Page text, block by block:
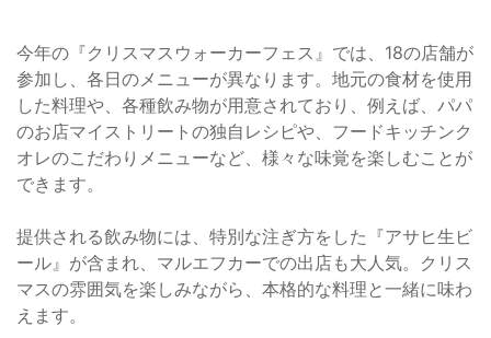
今年の『クリスマスウォーカーフェス』では、18の店舗が
参加し、各日のメニューが異なります。地元の食材を使用
した料理や、各種飲み物が用意されており、例えば、パパ
のお店マイストリートの独自レシピや、フードキッチンク
オレのこだわりメニューなど、様々な味覚を楽しむことが
できます。
提供される飲み物には、特別な注ぎ方をした『アサヒ生ビ
ール』が含まれ、マルエフカーでの出店も大人気。クリス
マスの雰囲気を楽しみながら、本格的な料理と一緒に味わ
えます。